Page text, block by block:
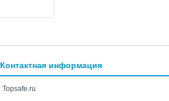
Контактная информация
Topsafe.ru